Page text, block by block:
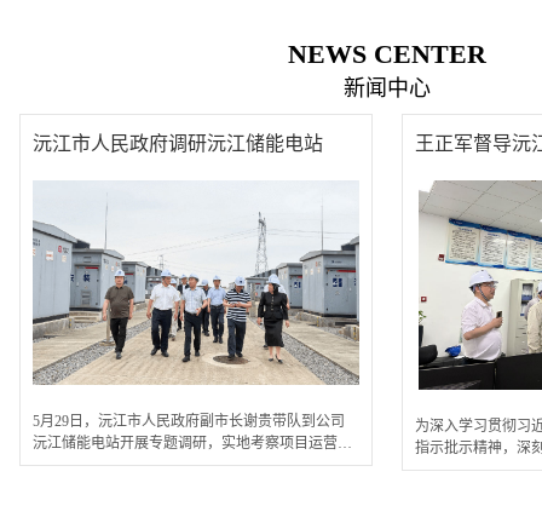
NEWS CENTER
新闻中心
沅江市人民政府调研沅江储能电站
5月29日，沅江市人民政府副市长谢贵带队到公司
沅江储能电站开展专题调研，实地考察项目运营及
安全管理情况。公...
为深入学习贯彻习
指示批示精神，深
贯彻落实省委、...